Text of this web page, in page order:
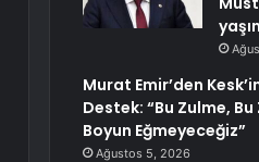
Murat Emir’den
Destek: “Bu Zulme,
Boyun Eğmeyeceğiz”
Ağustos 5, 2026